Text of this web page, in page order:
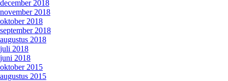
december 2018
november 2018
oktober 2018
september 2018
augustus 2018
juli 2018
juni 2018
oktober 2015
augustus 2015